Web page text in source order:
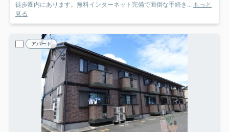
徒歩圏内にあります。無料インターネット完備で面倒な手続き...
もっと
見る
アパート